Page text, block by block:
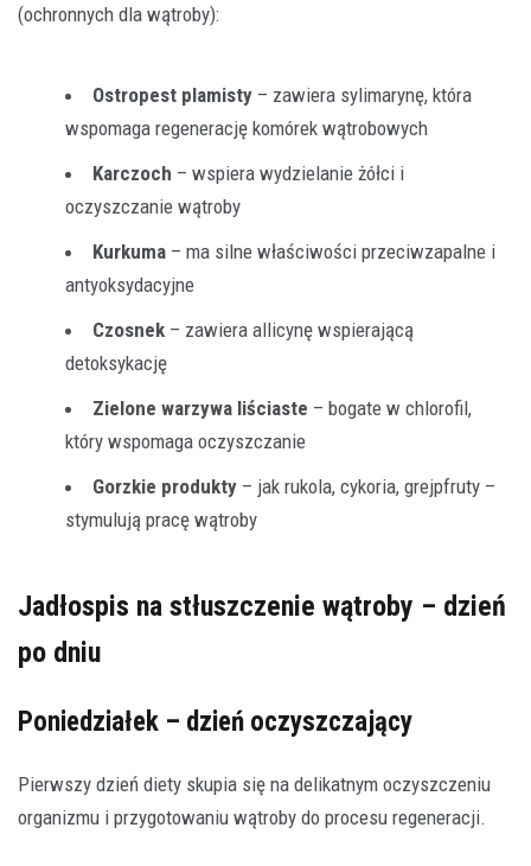
(ochronnych dla wątroby):
Ostropest plamisty – zawiera sylimarynę, która
wspomaga regenerację komórek wątrobowych
Karczoch – wspiera wydzielanie żółci i
oczyszczanie wątroby
Kurkuma – ma silne właściwości przeciwzapalne i
antyoksydacyjne
Czosnek – zawiera allicynę wspierającą
detoksykację
Zielone warzywa liściaste – bogate w chlorofil,
który wspomaga oczyszczanie
Gorzkie produkty – jak rukola, cykoria, grejpfruty –
stymulują pracę wątroby
Jadłospis na stłuszczenie wątroby – dzień
po dniu
Poniedziałek – dzień oczyszczający
Pierwszy dzień diety skupia się na delikatnym oczyszczeniu
organizmu i przygotowaniu wątroby do procesu regeneracji.